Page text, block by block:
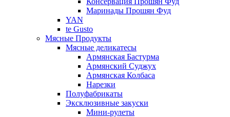
Маринады Прошян Фуд
YAN
te Gusto
Мясные Продукты
Мясные деликатесы
Армянская Бастурма
Армянский Суджух
Армянская Колбаса
Нарезки
Полуфабрикаты
Эксклюзивные закуски
Мини-рулеты